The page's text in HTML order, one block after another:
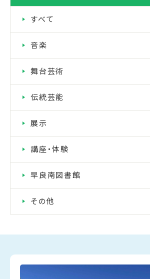
すべて
音楽
舞台芸術
伝統芸能
展示
講座・体験
早良南図書館
その他